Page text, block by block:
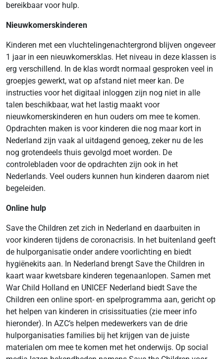
bereikbaar voor hulp.
Nieuwkomerskinderen
Kinderen met een vluchtelingenachtergrond blijven ongeveer
1 jaar in een nieuwkomersklas. Het niveau in deze klassen is
erg verschillend. In de klas wordt normaal gesproken veel in
groepjes gewerkt, wat op afstand niet meer kan. De
instructies voor het digitaal inloggen zijn nog niet in alle
talen beschikbaar, wat het lastig maakt voor
nieuwkomerskinderen en hun ouders om mee te komen.
Opdrachten maken is voor kinderen die nog maar kort in
Nederland zijn vaak al uitdagend genoeg, zeker nu de les
nog grotendeels thuis gevolgd moet worden. De
controlebladen voor de opdrachten zijn ook in het
Nederlands. Veel ouders kunnen hun kinderen daarom niet
begeleiden.
Online hulp
Save the Children zet zich in Nederland en daarbuiten in
voor kinderen tijdens de coronacrisis. In het buitenland geeft
de hulporganisatie onder andere voorlichting en biedt
hygiënekits aan. In Nederland brengt Save the Children in
kaart waar kwetsbare kinderen tegenaanlopen. Samen met
War Child Holland en UNICEF Nederland biedt Save the
Children een online sport- en spelprogramma aan, gericht op
het helpen van kinderen in crisissituaties (zie meer info
hieronder). In AZC’s helpen medewerkers van de drie
hulporganisaties families bij het krijgen van de juiste
materialen om mee te komen met het onderwijs. Op social